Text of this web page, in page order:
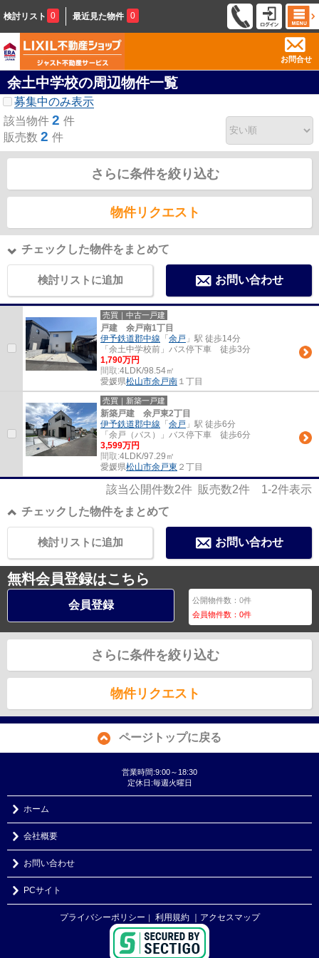
検討リスト 0 最近見た物件 0
お問合せ
余土中学校の周辺物件一覧
募集中のみ表示
該当物件 2 件
販売数 2 件
さらに条件を絞り込む
物件リクエスト
チェックした物件をまとめて
検討リストに追加 お問い合わせ
売買｜中古一戸建
戸建 余戸南1丁目
伊予鉄道郡中線 「 余戸 」駅 徒歩14分
「余土中学校前」バス停下車 徒歩3分
1,790万円
間取:4LDK/98.54㎡
愛媛県松山市余戸南 １丁目
売買｜新築一戸建
新築戸建 余戸東2丁目
伊予鉄道郡中線 「 余戸 」駅 徒歩6分
「余戸（バス）」バス停下車 徒歩6分
3,599万円
間取:4LDK/97.29㎡
愛媛県松山市余戸東 ２丁目
該当公開件数2件 販売数2件 1-2件表示
チェックした物件をまとめて
お問い合わせ
検討リストに追加
無料会員登録はこちら
会員登録 公開物件数：0件
会員物件数：0件
さらに条件を絞り込む
物件リクエスト
ページトップに戻る
営業時間:9:00～18:30
定休日:毎週火曜日
ホーム
会社概要
お問い合わせ
PCサイト
プライバシーポリシー ｜ 利用規約 ｜アクセスマップ